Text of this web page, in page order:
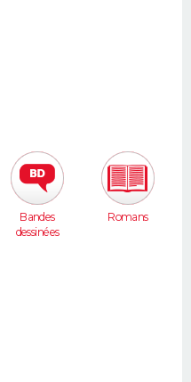
Bandes
dessinées
Romans